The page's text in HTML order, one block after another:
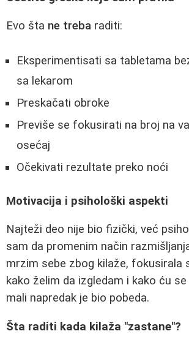
Evo šta ne treba raditi:
Eksperimentisati sa tabletama
sa lekarom
Preskačati obroke
Previše se fokusirati na broj na
osećaj
Očekivati rezultate preko noći
Motivacija i psihološki aspekti
Najteži deo nije bio fizički, već
sam da promenim način
mrzim sebe zbog kilaže, fokusirala
kako želim da izgledam i kako ću
mali napredak je bio pobeda.
Šta raditi kada kilaža "zastane"?